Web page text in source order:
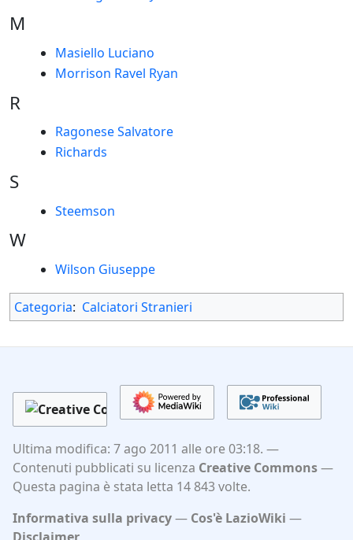
M
Masiello Luciano
Morrison Ravel Ryan
R
Ragonese Salvatore
Richards
S
Steemson
W
Wilson Giuseppe
Categoria: Calciatori Stranieri
Ultima modifica: 7 ago 2011 alle ore 03:18.
Contenuti pubblicati su licenza Creative Commons
Questa pagina è stata letta 14 843 volte.
Informativa sulla privacy
Cos'è LazioWiki